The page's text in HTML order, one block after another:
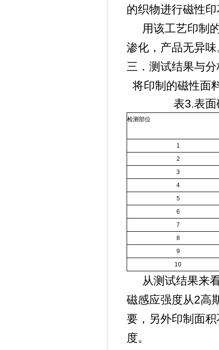
的织物进行磁性
用该工艺印制
渗化，产品无异味
三．测试结果与分
将印制的磁性面
表3.表
检测部位
1
2
3
4
5
6
7
8
9
10
从测试结果来
磁感应强度从2高
要，另外印制面
度。